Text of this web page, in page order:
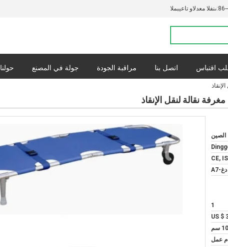
المبيعات والدعم الفنى:
حولنا جولة في المصنع مراقبة الجودة اتصل بنا اقتباس
الصين
CE,
دغ-A7
1
US $